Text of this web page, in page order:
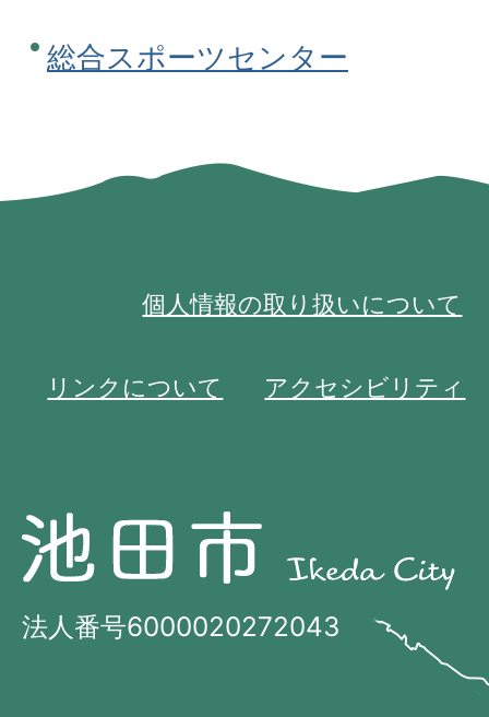
総合スポーツセンター
個人情報の取り扱いについて
リンクについて アクセシビリティ
池
田
市
法人番号6000020272043
田
市
の